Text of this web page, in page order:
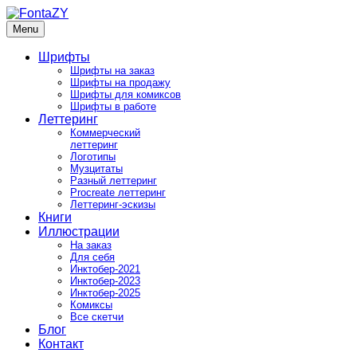
Skip
to
content
FontaZY
Fonts and pictures by Zakhar Yaschin
Menu
Шрифты
Шрифты на заказ
Шрифты на продажу
Шрифты для комиксов
Шрифты в работе
Леттеринг
Коммерческий
леттеринг
Логотипы
Музцитаты
Разный леттеринг
Procreate леттеринг
Леттеринг-эскизы
Книги
Иллюстрации
На заказ
Для себя
Инктобер-2021
Инктобер-2023
Инктобер-2025
Комиксы
Все скетчи
Блог
Контакт